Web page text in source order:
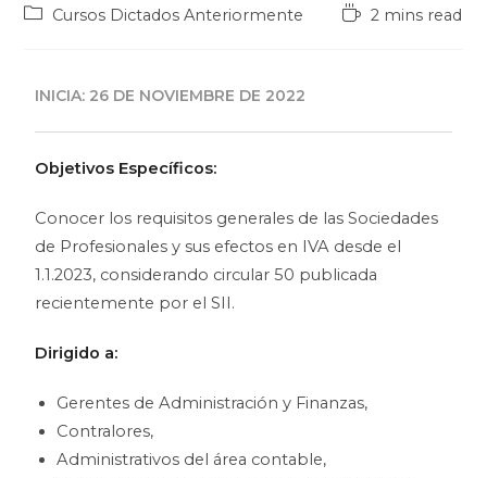
Cursos Dictados Anteriormente
2 mins read
INICIA: 26 DE NOVIEMBRE DE 2022
Objetivos Específicos:
Conocer los requisitos generales de las Sociedades
de Profesionales y sus efectos en IVA desde el
1.1.2023, considerando circular 50 publicada
recientemente por el SII.
Dirigido a:
Gerentes de Administración y Finanzas,
Contralores,
Administrativos del área contable,